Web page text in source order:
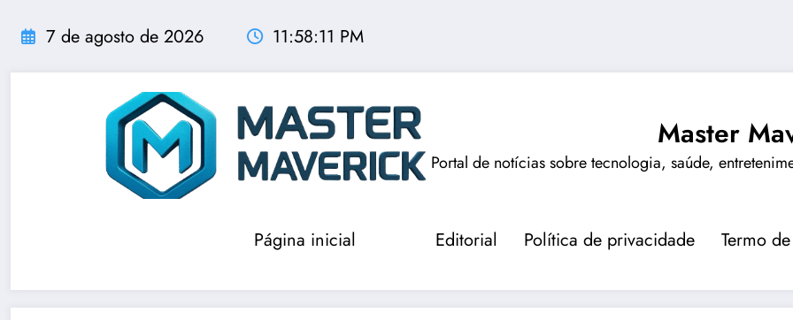
para
conteúdo
7 de agosto de 2026 11:58:12 PM
Master
Portal de notícias sobre tecnologia, saúde,
Página inicial Editorial Política de privacidade Termo